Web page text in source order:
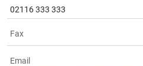
02116 333 333
Fax
Email
đầu
tư